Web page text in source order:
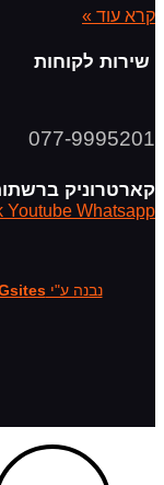
קרא עוד »
שירות לקוחות
077-9995201
קארטרוניק
Youtube Whatsapp
נבנה ע"י